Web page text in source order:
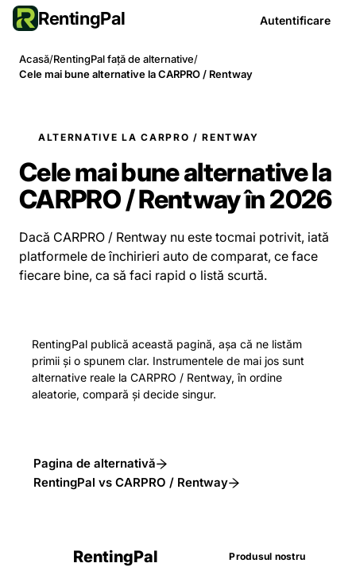
RentingPal Autentificare
Acasă/RentingPal față de alternative/
Cele mai bune alternative la CARPRO / Rentway
ALTERNATIVE LA CARPRO / RENTWAY
Cele mai bune alternative la
CARPRO / Rentway în 2026
Dacă CARPRO / Rentway nu este tocmai potrivit, iată
platformele de închirieri auto de comparat, ce face
fiecare bine, ca să faci rapid o listă scurtă.
RentingPal publică această pagină, așa că ne listăm
primii și o spunem clar. Instrumentele de mai jos sunt
alternative reale la CARPRO / Rentway, în ordine
aleatorie, compară și decide singur.
Pagina de alternativă
RentingPal vs CARPRO / Rentway
RentingPal Produsul nostru